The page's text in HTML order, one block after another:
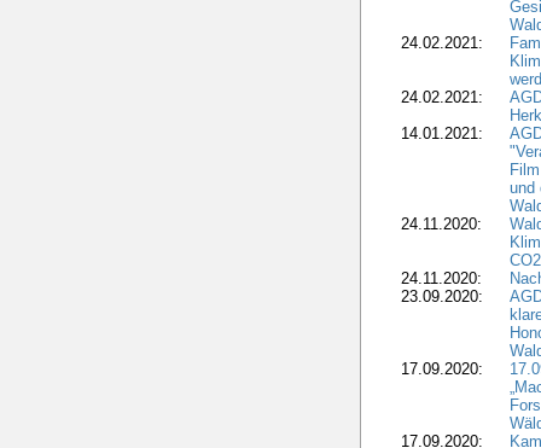
24.02.2021:
24.02.2021:
14.01.2021:
und
24.11.2020:
24.11.2020:
23.09.2020:
17.09.2020:
17.09.2020: